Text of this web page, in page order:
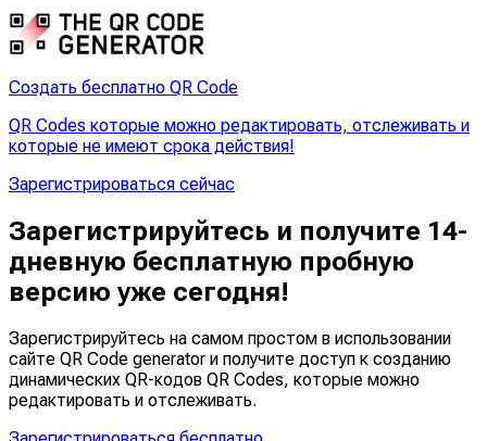
Создать бесплатно QR Code
QR Codes которые можно редактировать, отслеживать и
которые не имеют срока действия!
Зарегистрироваться сейчас
Зарегистрируйтесь и получите 14-
дневную бесплатную пробную
версию уже сегодня!
Зарегистрируйтесь на самом простом в использовании
сайте QR Code generator и получите доступ к созданию
динамических QR-кодов QR Codes, которые можно
редактировать и отслеживать.